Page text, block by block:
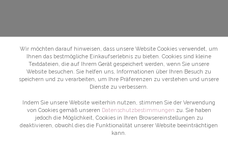
Wir möchten darauf hinweisen, dass unsere Website Cookies verwendet, um
Ihnen das bestmögliche Einkaufserlebnis zu bieten. Cookies sind kleine
Textdateien, die auf Ihrem Gerät gespeichert werden, wenn Sie unsere
Website besuchen. Sie helfen uns, Informationen über Ihren Besuch zu
speichern und zu verarbeiten, um Ihre Präferenzen zu verstehen und unsere
Dienste zu verbessern.
Indem Sie unsere Website weiterhin nutzen, stimmen Sie der Verwendung
von Cookies gemäß unseren Datenschutzbestimmungen zu. Sie haben
jedoch die Möglichkeit, Cookies in Ihren Browsereinstellungen zu
deaktivieren, obwohl dies die Funktionalität unserer Website beeinträchtigen
kann.